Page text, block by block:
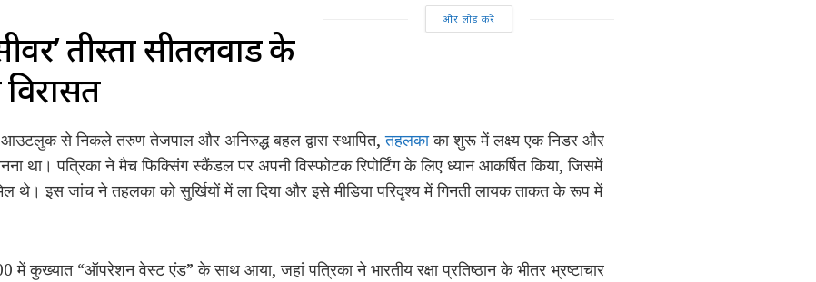
और लोड करें
तीस्ता सीतलवाड के
विरासत
से निकले तरुण तेजपाल और अनिरुद्ध बहल द्वारा स्थापित,तहलकाका शुरू में लक्ष्य एक निडर और
था। पत्रिका ने मैच फिक्सिंग स्कैंडल पर अपनी विस्फोटक रिपोर्टिंग के लिए ध्यान आकर्षित किया, जिसमें
थे। इस जांच ने तहलका को सुर्खियों में ला दिया और इसे मीडिया परिदृश्य में गिनती लायक ताकत के रूप में
कुख्यात “ऑपरेशन वेस्ट एंड” के साथ आया, जहां पत्रिका ने भारतीय रक्षा प्रतिष्ठान के भीतर भ्रष्टाचार